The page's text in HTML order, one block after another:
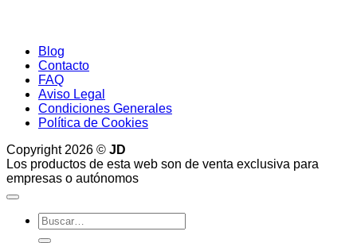
Blog
Contacto
FAQ
Aviso Legal
Condiciones Generales
Política de Cookies
Copyright 2026 © JD
Los productos de esta web son de venta exclusiva para
empresas o autónomos
Buscar
por: